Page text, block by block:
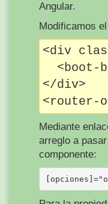
Angular.
Modificamos
<div
<boot-
</div>
Mediante
arreglo a
componente: